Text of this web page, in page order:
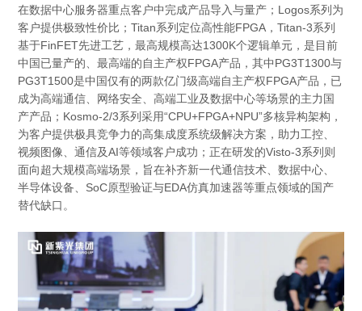
在数据中心服务器重点客户中完成产品导入与量产；Logos系列为
客户提供极致性价比；Titan系列定位高性能FPGA，Titan-3系列
基于FinFET先进工艺，最高规模高达1300K个逻辑单元，是目前
中国已量产的、最高端的自主产权FPGA产品，其中PG3T1300与
PG3T1500是中国仅有的两款亿门级高端自主产权FPGA产品，已
成为高端通信、网络安全、高端工业及数据中心等场景的主力国
产产品；Kosmo-2/3系列采用“CPU+FPGA+NPU”多核异构架构，
为客户提供极具竞争力的高集成度系统级解决方案，助力工控、
视频图像、通信及AI等领域客户成功；正在研发的Visto-3系列则
面向超大规模高端场景，旨在补齐新一代通信技术、数据中心、
半导体设备、SoC原型验证与EDA仿真加速器等重点领域的国产
替代缺口。